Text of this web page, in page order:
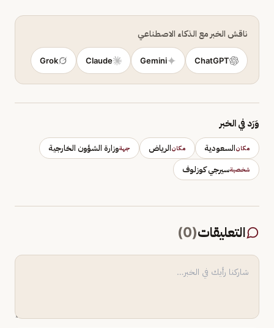
ناقش الخبر مع الذكاء الاصطناعي
ChatGPT
Gemini
Claude
Grok
وَرَد في الخبر
مكانالسعودية مكانالرياض جهةوزارة الشؤون الخارجية
شخصيةسيرجي كوزلوف
التعليقات(
0
)